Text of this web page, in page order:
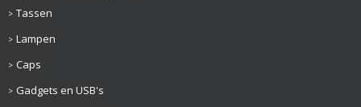
Tassen
Lampen
Caps
Gadgets en USB's